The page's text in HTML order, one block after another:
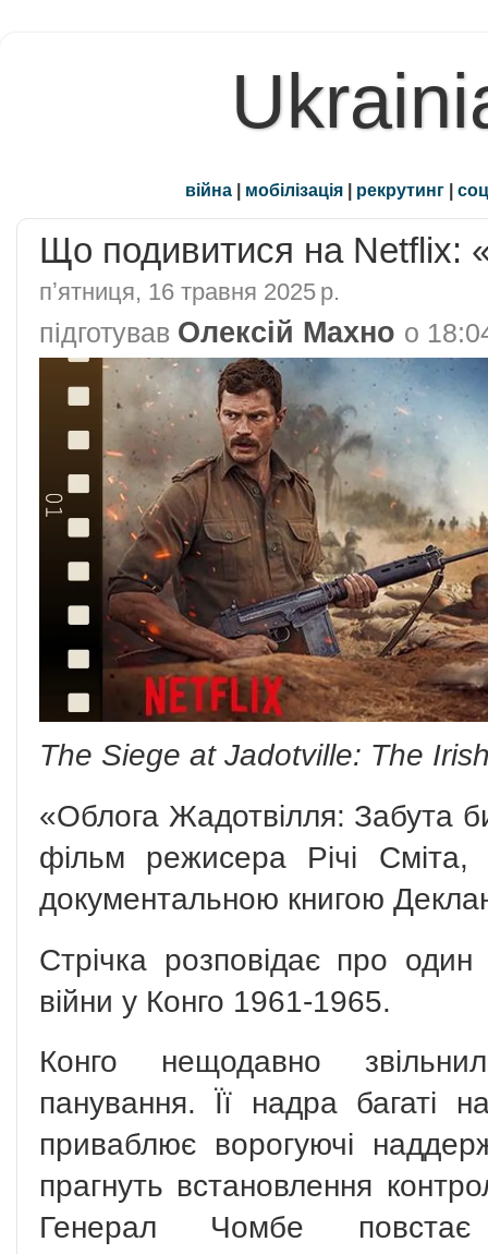
війна | мобілізація | рекрутинг |
Що подивитися на Netflix:
пʼятниця, 16 травня 2025 р.
підготував Олексій Махно о
The Siege at Jadotville: The
«Облога Жадотвілля: Забута
фільм режисера Річі
документальною книгою
Стрічка розповідає про один
війни у Конго 1961-1965.
Конго нещодавно
панування. Її надра багаті
приваблює ворогуючі
прагнуть встановлення
Генерал Чомбе повстає